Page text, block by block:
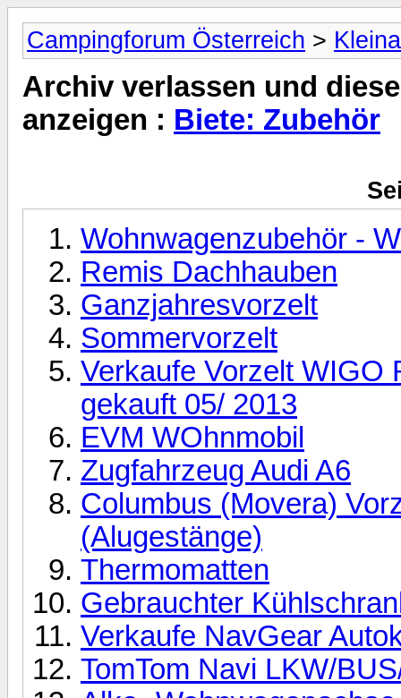
Campingforum Österreich >
Archiv verlassen und
anzeigen : Biete: Zubehör
Wohnwagenzubehör -
Remis Dachhauben
Ganzjahresvorzelt
Sommervorzelt
Verkaufe Vorzelt WIGO
gekauft 05/ 2013
EVM WOhnmobil
Zugfahrzeug Audi A6
Columbus (Movera)
(Alugestänge)
Thermomatten
Gebrauchter
Verkaufe NavGear
TomTom Navi LKW/